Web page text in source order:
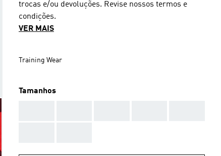
trocas e/ou devoluções. Revise nossos termos e
condições.
VER MAIS
Training Wear
Tamanhos